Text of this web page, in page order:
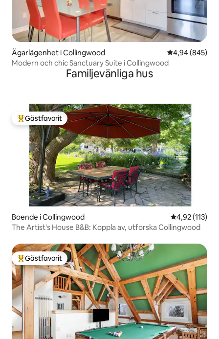
Ägarlägenhet i Collingwood 4,94 av 5 i
4,94 (845)
Modern och chic Sanctuary Suite i Collingwood
Familjevänliga hus
Populär gästfavorit
Gästfavorit
Boende i Collingwood 4,92 av 5 i
4,92 (113)
The Artist's House B&B: Koppla av, utforska Collingwood
Populär gästfavorit
Gästfavorit